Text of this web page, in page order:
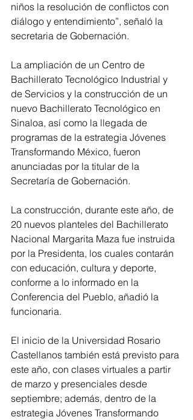
niños la resolución de conflictos con
diálogo y entendimiento”, señaló la
secretaria de Gobernación.
La ampliación de un Centro de
Bachillerato Tecnológico Industrial y
de Servicios y la construcción de un
nuevo Bachillerato Tecnológico en
Sinaloa, así como la llegada de
programas de la estrategia Jóvenes
Transformando México, fueron
anunciadas por la titular de la
Secretaría de Gobernación.
La construcción, durante este año, de
20 nuevos planteles del Bachillerato
Nacional Margarita Maza fue instruida
por la Presidenta, los cuales contarán
con educación, cultura y deporte,
conforme a lo informado en la
Conferencia del Pueblo, añadió la
funcionaria.
El inicio de la Universidad Rosario
Castellanos también está previsto para
este año, con clases virtuales a partir
de marzo y presenciales desde
septiembre; además, dentro de la
estrategia Jóvenes Transformando